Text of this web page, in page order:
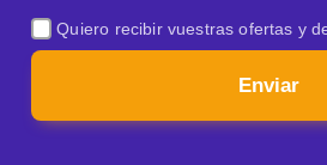
Quiero recibir vuestras ofertas y
Enviar